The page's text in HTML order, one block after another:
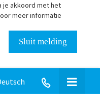
je akkoord met het
meer informatie
Sluit melding